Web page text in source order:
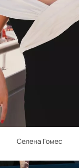
Селена Гомес